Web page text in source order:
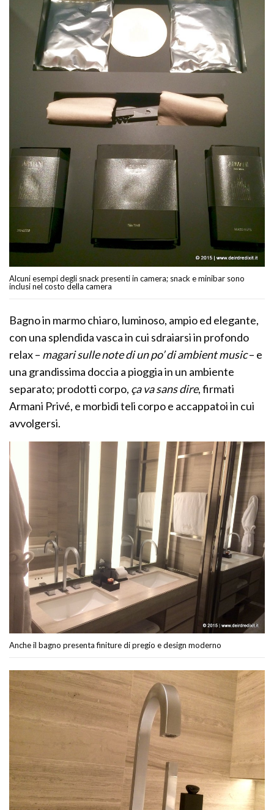
Alcuni esempi degli snack presenti in camera; snack e minibar sono
inclusi nel costo della camera
Bagno in marmo chiaro, luminoso, ampio ed elegante,
con una splendida vasca in cui sdraiarsi in profondo
relax – magari sulle note di un po’ di ambient music– e
una grandissima doccia a pioggia in un ambiente
separato; prodotti corpo, ça va sans dire, firmati
Armani Privé, e morbidi teli corpo e accappatoi in cui
avvolgersi.
Anche il bagno presenta finiture di pregio e design moderno